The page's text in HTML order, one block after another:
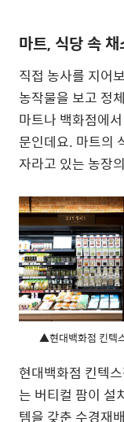
마트, 식당 속
직접 농사를 지어
농작물을 보고 정
마트나 백화점에
문인데요. 마트의
자라고 있는 농장
▲현대백화점 킨텍
현대백화점 킨텍
는 버티컬 팜이 설
템을 갖춘 수경재